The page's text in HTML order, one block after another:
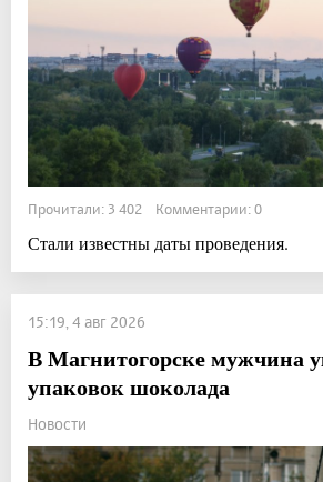
Прочитали: 3 402 Комментарии: 0
Стали известны даты проведения.
15:19, 4 авг 2026
В Магнитогорске мужчина
упаковок шоколада
Новости